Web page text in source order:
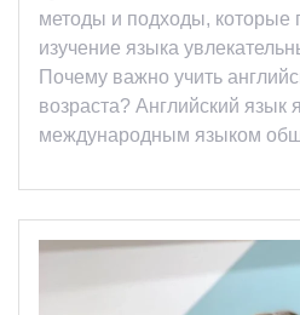
методы и подходы, которые
изучение языка
Почему важно учить
возраста? Английский язык
международным языком